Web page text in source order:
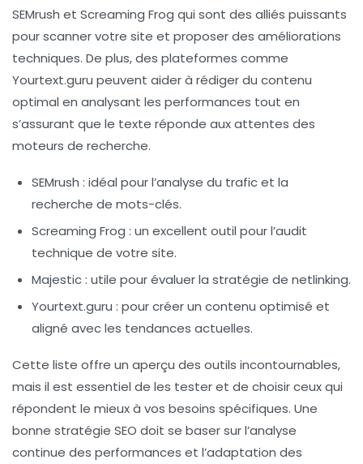
SEMrush et Screaming Frog qui sont des alliés puissants
pour scanner votre site et proposer des améliorations
techniques. De plus, des plateformes comme
Yourtext.guru peuvent aider à rédiger du contenu
optimal en analysant les performances tout en
s’assurant que le texte réponde aux attentes des
moteurs de recherche.
SEMrush : idéal pour l’analyse du traficet la
recherche de mots-clés.
Screaming Frog : un excellent outil pour l’audit
technique de votre site.
Majestic: utile pour évaluer la stratégie de netlinking.
Yourtext.guru : pour créer un contenu optimisé et
aligné avec les tendances actuelles.
Cette liste offre un aperçu des outils incontournables,
mais il est essentiel de les tester et de choisir ceux qui
répondent le mieux à vos besoins spécifiques. Une
bonne stratégie SEO doit se baser sur l’analyse
continue des performances et l’adaptation des